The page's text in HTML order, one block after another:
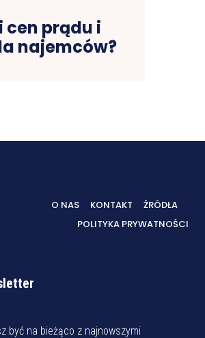
cen prądu i
najemców?
O NAS KONTAKT
ŹRÓDŁA
POLITYKA PRYWATNOŚCI
być na bieżąco z najnowszymi